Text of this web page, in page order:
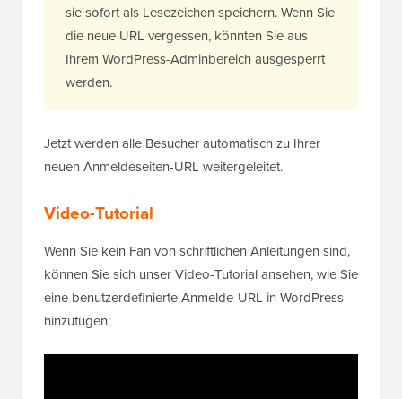
sie sofort als Lesezeichen speichern. Wenn Sie
die neue URL vergessen, könnten Sie aus
Ihrem WordPress-Adminbereich ausgesperrt
werden.
Jetzt werden alle Besucher automatisch zu Ihrer
neuen Anmeldeseiten-URL weitergeleitet.
Video-Tutorial
Wenn Sie kein Fan von schriftlichen Anleitungen sind,
können Sie sich unser Video-Tutorial ansehen, wie Sie
eine benutzerdefinierte Anmelde-URL in WordPress
hinzufügen: